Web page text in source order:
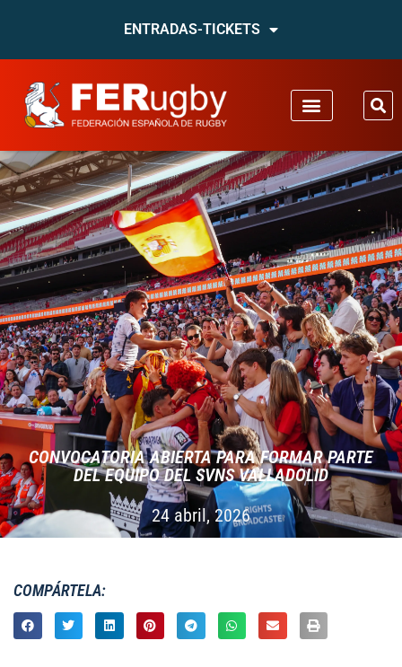
ENTRADAS-TICKETS
CONVOCATORIA ABIERTA PARA FORMAR PARTE
DEL EQUIPO DEL SVNS VALLADOLID
24 abril, 2026
COMPÁRTELA: